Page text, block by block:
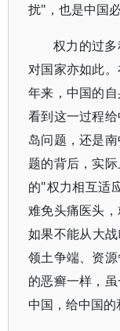
扰"，也是中国
权力的过
对国家亦如此
年来，中国的
看到这一过程
岛问题，还是
题的背后，实
的"权力相互适
难免头痛医头，
如果不能从大
领土争端、资
的恶癣一样，
中国，给中国的